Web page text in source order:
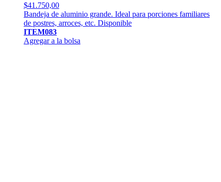
$41.750,00
Bandeja de aluminio grande. Ideal para porciones familiares
de postres, arroces, etc. Disponible
ITEM083
Agregar a la bolsa